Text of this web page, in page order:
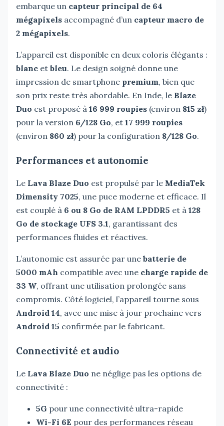
embarque un capteur principal de 64
mégapixels accompagné d’un capteur macro de
2 mégapixels.
L’appareil est disponible en deux coloris élégants :
blanc et bleu. Le design soigné donne une
impression de smartphone premium, bien que
son prix reste très abordable. En Inde, le Blaze
Duo est proposé à 16 999 roupies (environ 815 zł)
pour la version 6/128 Go, et 17 999 roupies
(environ 860 zł) pour la configuration 8/128 Go.
Performances et autonomie
Le Lava Blaze Duo est propulsé par le MediaTek
Dimensity 7025, une puce moderne et efficace. Il
est couplé à 6 ou 8 Go de RAM LPDDR5 et à 128
Go de stockage UFS 3.1, garantissant des
performances fluides et réactives.
L’autonomie est assurée par une batterie de
5000 mAh compatible avec une charge rapide de
33 W, offrant une utilisation prolongée sans
compromis. Côté logiciel, l’appareil tourne sous
Android 14, avec une mise à jour prochaine vers
Android 15 confirmée par le fabricant.
Connectivité et audio
Le Lava Blaze Duo ne néglige pas les options de
connectivité :
5G pour une connectivité ultra-rapide
Wi-Fi 6E pour des performances réseau